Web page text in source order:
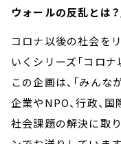
ウォールの反乱とは？
コロナ以後の社会を
いくシリーズ「コロナ
この企画は、「みんな
企業やNPO、行政、
社会課題の解決に取